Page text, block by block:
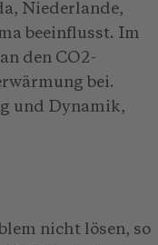
Niederlande,
beeinflusst. Im
den CO2-
bei.
und Dynamik,
nicht lösen, so